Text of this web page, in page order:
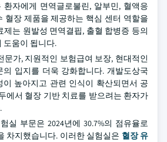
환자에게 면역글로불린, 알부민, 혈액응
혈장 제품을 제공하는 핵심 센터 역할을
제는 원발성 면역결핍, 출혈 합병증 등의
도움이 됩니다.
문가, 지원적인 보험급여 보장, 현대적인
의 입지를 더욱 강화합니다. 개발도상국
이 높아지고 관련 인식이 확산되면서 공
에서 혈장 기반 치료를 받으려는 환자가
실 부문은 2024년에 30.7%의 점유율로
차지했습니다. 이러한 실험실은 혈장 유